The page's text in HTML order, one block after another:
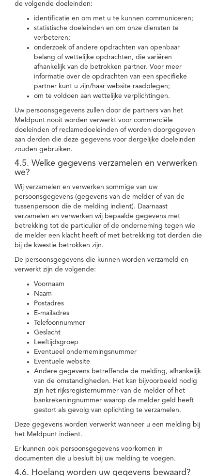
de volgende doeleinden:
identificatie en om met u te kunnen communiceren;
statistische doeleinden en om onze diensten te
verbeteren;
onderzoek of andere opdrachten van openbaar
belang of wettelijke opdrachten, die variëren
afhankelijk van de betrokken partner. Voor meer
informatie over de opdrachten van een specifieke
partner kunt u zijn/haar website raadplegen;
om te voldoen aan wettelijke verplichtingen.
Uw persoonsgegevens zullen door de partners van het
Meldpunt nooit worden verwerkt voor commerciële
doeleinden of reclamedoeleinden of worden doorgegeven
aan derden die deze gegevens voor dergelijke doeleinden
zouden gebruiken.
4.5. Welke gegevens verzamelen en verwerken
we?
Wij verzamelen en verwerken sommige van uw
persoonsgegevens (gegevens van de melder of van de
tussenpersoon die de melding indient). Daarnaast
verzamelen en verwerken wij bepaalde gegevens met
betrekking tot de particulier of de onderneming tegen wie
de melder een klacht heeft of met betrekking tot derden die
bij de kwestie betrokken zijn.
De persoonsgegevens die kunnen worden verzameld en
verwerkt zijn de volgende:
Voornaam
Naam
Postadres
E-mailadres
Telefoonnummer
Geslacht
Leeftijdsgroep
Eventueel ondernemingsnummer
Eventuele website
Andere gegevens betreffende de melding, afhankelijk
van de omstandigheden. Het kan bijvoorbeeld nodig
zijn het rijksregisternummer van de melder of het
bankrekeningnummer waarop de melder geld heeft
gestort als gevolg van oplichting te verzamelen.
Deze gegevens worden verwerkt wanneer u een melding bij
het Meldpunt indient.
Er kunnen ook persoonsgegevens voorkomen in
documenten die u besluit bij uw melding te voegen.
4.6. Hoelang worden uw gegevens bewaard?